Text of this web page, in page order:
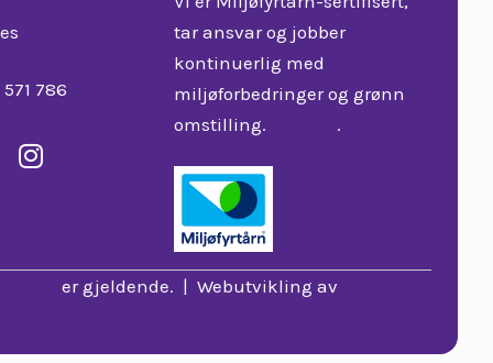
tar ansvar og jobber
kontinuerlig med
miljøforbedringer og grønn
omstilling.
Les mer .
bruker gjeldende. | Webutvikling avHjelseth